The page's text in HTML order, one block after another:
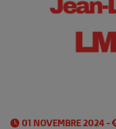
01 NOVEMBRE 2024 -